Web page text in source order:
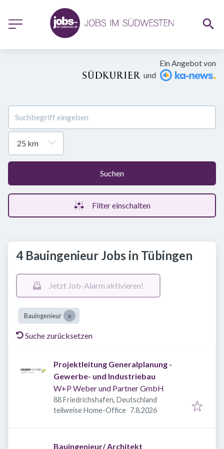
Ein Angebot von
und
Suchen
Filter einschalten
4 Bauingenieur Jobs in Tübingen
Jetzt Job-Alarm aktivieren!
Bauingenieur
Suche zurücksetzen
Projektleitung Generalplanung -
Gewerbe- und Industriebau
W+P Weber und Partner GmbH
88 Friedrichshafen, Deutschland
teilweise Home-Office Veröffentlicht
7.8.2026
Bauingenieur/ Architekt